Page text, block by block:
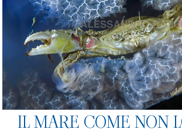
IL MARE COME NON